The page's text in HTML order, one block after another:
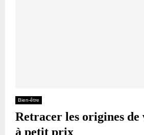
Bien-être
Retracer les origines
à petit prix